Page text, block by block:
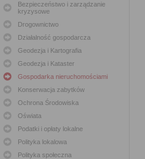
Bezpieczeństwo i zarządzanie
kryzysowe
Drogownictwo
Działalność gospodarcza
Geodezja i Kartografia
Geodezja i Kataster
Gospodarka nieruchomościami
Konserwacja zabytków
Ochrona Środowiska
Oświata
Podatki i opłaty lokalne
Polityka lokalowa
Polityka społeczna